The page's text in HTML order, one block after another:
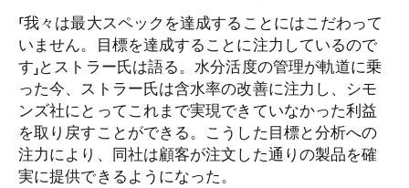
「我々は最大スペックを達成することにはこだわって
いません。目標を達成することに注力しているので
す」とストラー氏は語る。水分活度の管理が軌道に乗
った今、ストラー氏は含水率の改善に注力し、シモ
ンズ社にとってこれまで実現できていなかった利益
を取り戻すことができる。こうした目標と分析への
注力により、同社は顧客が注文した通りの製品を確
実に提供できるようになった。